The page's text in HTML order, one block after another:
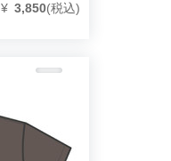
¥ 3,850(税込)